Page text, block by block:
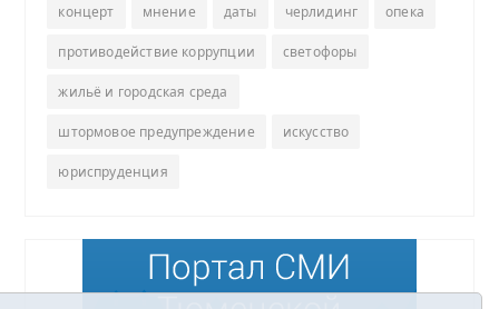
концерт мнение даты черлидинг опека
противодействие коррупции светофоры
жильё и городская среда
штормовое предупреждение искусство
юриспруденция